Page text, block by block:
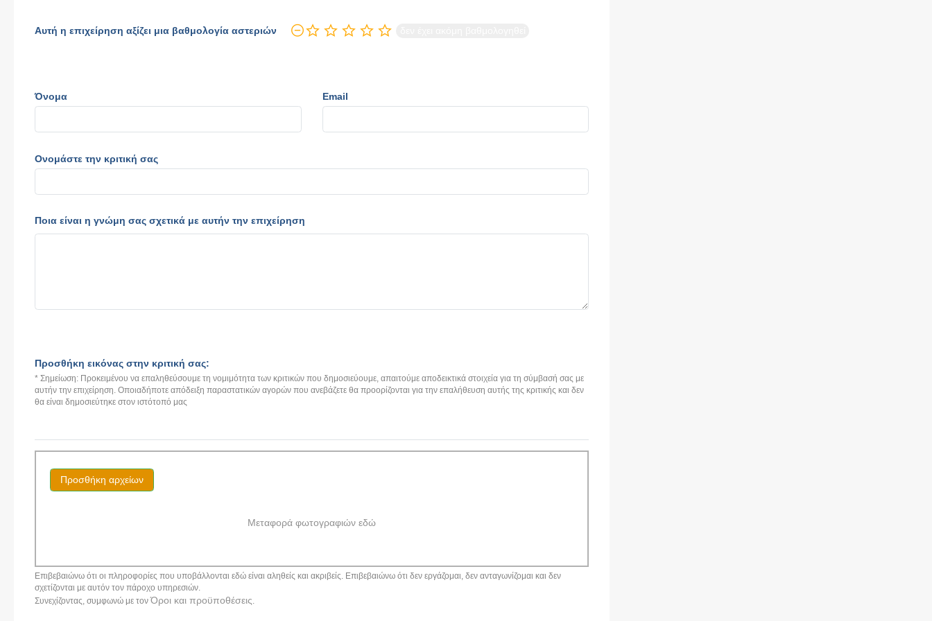
Αυτή η επιχείρηση αξίζει μια βαθμολογία αστεριών
Όνομα Email
Ονομάστε την κριτική σας
Ποια είναι η γνώμη σας σχετικά με αυτήν την επιχείρηση
Προσθήκη εικόνας στην κριτική σας:
* Σημείωση: Προκειμένου να επαληθεύσουμε τη νομιμότητα των κριτικών που δημοσιεύουμε, απαιτούμε αποδεικτικά στοιχεία για τη σύμβασή σας με
αυτήν την επιχείρηση. Οποιαδήποτε απόδειξη παραστατικών αγορών που ανεβάζετε θα προορίζονται για την επαλήθευση αυτής της κριτικής και δεν
θα είναι δημοσιεύτηκε στον ιστότοπό μας
Προσθήκη αρχείων
Μεταφορά φωτογραφιών εδώ
Επιβεβαιώνω ότι οι πληροφορίες που υποβάλλονται εδώ είναι αληθείς και ακριβείς. Επιβεβαιώνω ότι δεν εργάζομαι, δεν ανταγωνίζομαι και δεν
σχετίζονται με αυτόν τον πάροχο υπηρεσιών.
Συνεχίζοντας, συμφωνώ με τονΌροι και προϋποθέσεις.